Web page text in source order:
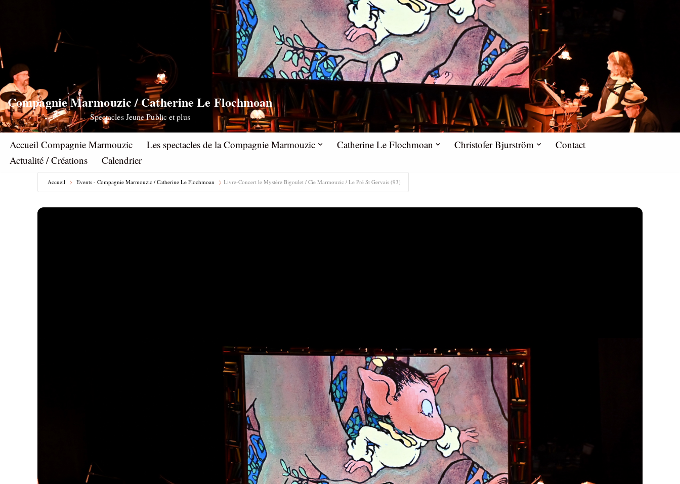
Compagnie Marmouzic / Catherine Le Flochmoan
Spectacles Jeune Public et plus
Accueil Compagnie Marmouzic Les spectacles de la Compagnie Marmouzic Catherine Le Flochmoan Christofer Bjurström
Contact
Actualité / Créations
Calendrier
Accueil Events - Compagnie Marmouzic / Catherine Le Flochmoan Livre-Concert le Mystère Bigoulet / Cie Marmouzic / Le Pré St Gervais (93)